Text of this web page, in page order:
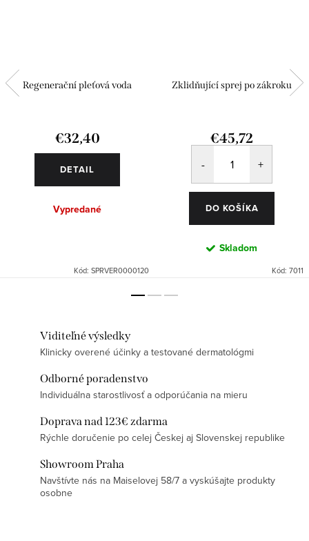
Regenerační pleťová voda
€32,40
DETAIL
Vypredané
Kód: SPRVER0000120
Zklidňující sprej po zákroku
€45,72
DO KOŠÍKA
Skladom
Kód: 7011
Viditeľné výsledky
Klinicky overené účinky a testované dermatológmi
Odborné poradenstvo
Individuálna starostlivosť a odporúčania na mieru
Doprava nad 123€ zdarma
Rýchle doručenie po celej Českej aj Slovenskej republike
Showroom Praha
Navštívte nás na Maiselovej 58/7 a vyskúšajte produkty
osobne